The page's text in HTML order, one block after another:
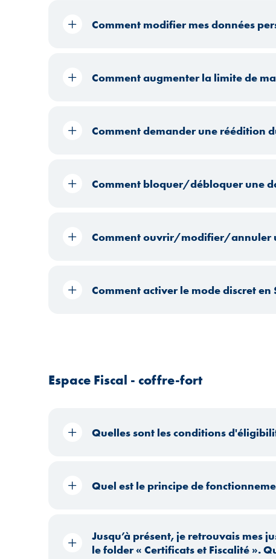
Comment modifier mes données
Comment augmenter la limite de
Comment demander une réédition
Comment bloquer/débloquer une
Comment ouvrir/modifier/annuler
Comment activer le mode discret en
Espace Fiscal - coffre-fort
Quelles sont les conditions
Quel est le principe de
Jusqu’à présent, je retrouvais mes
le folder « Certificats et Fiscalité ».